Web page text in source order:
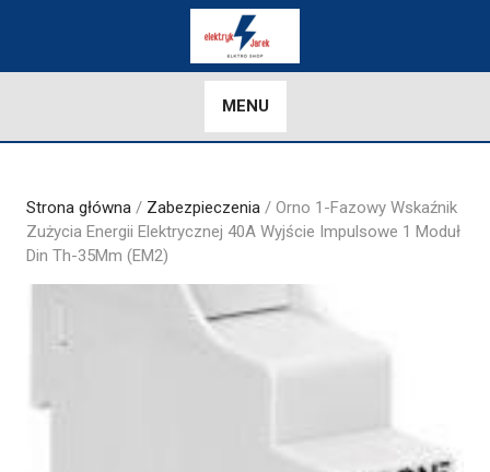
MENU
Strona główna / Zabezpieczenia / Orno 1-Fazowy Wskaźnik
Zużycia Energii Elektrycznej 40A Wyjście Impulsowe 1 Moduł
Din Th-35Mm (EM2)